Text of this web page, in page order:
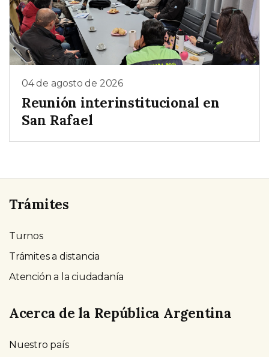
04 de agosto de 2026
Reunión interinstitucional en
San Rafael
Trámites
Turnos
Trámites a distancia
Atención a la ciudadanía
Acerca de la República Argentina
Nuestro país